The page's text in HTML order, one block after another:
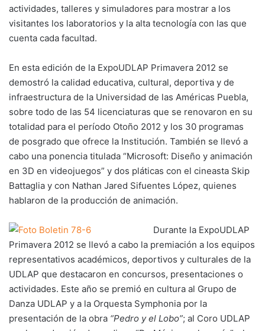
actividades, talleres y simuladores para mostrar a los
visitantes los laboratorios y la alta tecnología con las que
cuenta cada facultad.
En esta edición de la ExpoUDLAP Primavera 2012 se
demostró la calidad educativa, cultural, deportiva y de
infraestructura de la Universidad de las Américas Puebla,
sobre todo de las 54 licenciaturas que se renovaron en su
totalidad para el período Otoño 2012 y los 30 programas
de posgrado que ofrece la Institución. También se llevó a
cabo una ponencia titulada “Microsoft: Diseño y animación
en 3D en videojuegos” y dos pláticas con el cineasta Skip
Battaglia y con Nathan Jared Sifuentes López, quienes
hablaron de la producción de animación.
Durante la ExpoUDLAP
Primavera 2012 se llevó a cabo la premiación a los equipos
representativos académicos, deportivos y culturales de la
UDLAP que destacaron en concursos, presentaciones o
actividades. Este año se premió en cultura al Grupo de
Danza UDLAP y a la Orquesta Symphonia por la
presentación de la obra “Pedro y el Lobo”; al Coro UDLAP